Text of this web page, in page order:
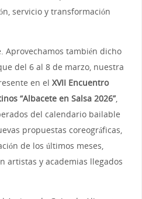
servicio y transformación
Aprovechamos también dicho
del 6 al 8 de marzo, nuestra
en el XVII Encuentro
“Albacete en Salsa 2026”,
del calendario bailable
propuestas coreográficas,
de los últimos meses,
artistas y academias llegados